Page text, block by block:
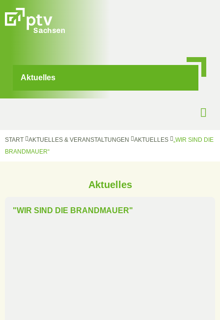
Aktuelles
START AKTUELLES & VERANSTALTUNGEN AKTUELLES
„WIR SIND DIE
BRANDMAUER“
Aktuelles
"WIR SIND DIE BRANDMAUER"